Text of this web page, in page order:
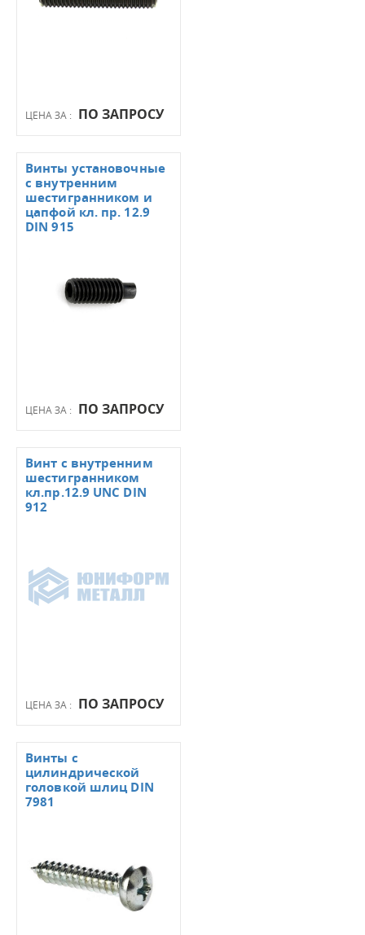
ЦЕНА ЗА : ПО ЗАПРОСУ
ЦЕНА ЗА : ПО ЗАПРОСУ
Винты установочные
с внутренним
шестигранником и
цапфой кл. пр. 12.9
DIN 915
ЦЕНА ЗА : ПО ЗАПРОСУ
Винт с внутренним
шестигранником
кл.пр.12.9 UNC DIN
912
Винты с
цилиндрической
головкой шлиц DIN
7981